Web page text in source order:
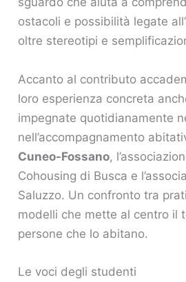
ostacoli e possibilità legate
oltre stereotipi e
Accanto al contributo
loro esperienza concreta
impegnate quotidianamente
nell’accompagnamento
Cuneo-Fossano,
Cohousing di Busca e
Saluzzo. Un confronto tra
modelli che mette al centro il
persone che lo abitano.
Le voci degli studenti